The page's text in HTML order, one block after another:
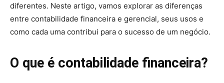
diferentes. Neste artigo, vamos explorar as diferenças
entre contabilidade financeira e gerencial, seus usos e
como cada uma contribui para o sucesso de um negócio.
O que é contabilidade financeira?